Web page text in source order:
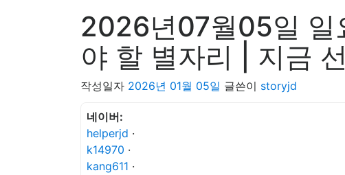
2026년07월05일 일
야 할 별자리 | 지금
작성일자 2026년 01월 05일 글쓴이 storyjd
네이버:
helperjd ·
k14970 ·
kang611 ·